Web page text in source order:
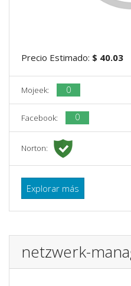
Precio Estimado: $ 40.03
Mojeek: 0
Facebook: 0
Norton:
Explorar más
netzwerk-